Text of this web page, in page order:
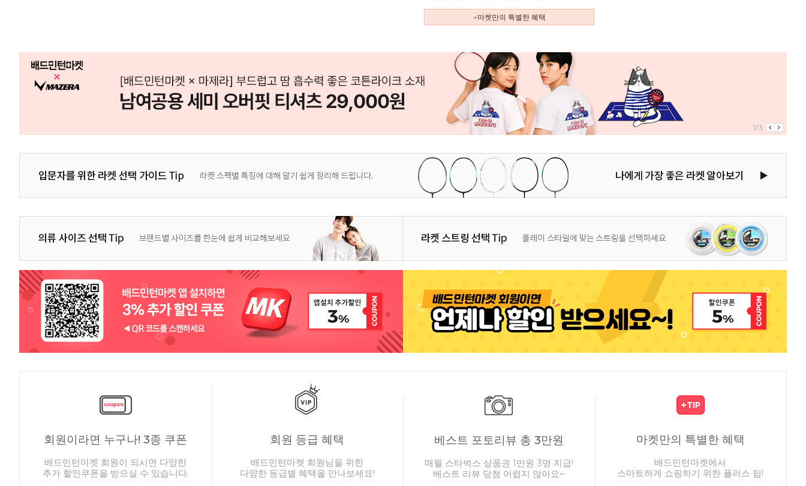
+마켓만의 특별한 혜택
1/3
회원이라면 누구나! 3종 쿠폰
배드민턴마켓 회원이 되시면 다양한
추가 할인쿠폰을 받으실 수 있습니다.
회원 등급 혜택
배드민턴마켓 회원님을 위한
다양한 등급별 혜택을 만나보세요!
베스트 포토리뷰 총 3만원
매월 스타벅스 상품권 1만원 3명 지급!
베스트 리뷰 당첨 어렵지 않아요~
마켓만의 특별한 혜택
배드민턴마켓에서
스마트하게 쇼핑하기 위한 플러스 팁!